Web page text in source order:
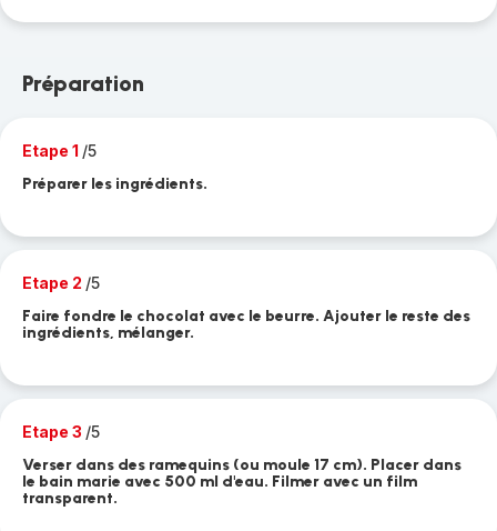
Préparation
Etape 1 /5
Préparer les ingrédients.
Etape 2 /5
Faire fondre le chocolat avec le beurre. Ajouter le reste des
ingrédients, mélanger.
Etape 3 /5
Verser dans des ramequins (ou moule 17 cm). Placer dans
le bain marie avec 500 ml d'eau. Filmer avec un film
transparent.